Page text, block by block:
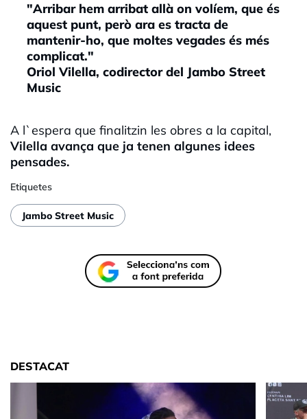
"Arribar hem arribat allà on volíem, que és
aquest punt, però ara es tracta de
mantenir-ho, que moltes vegades és més
complicat."
Oriol Vilella, codirector del Jambo Street
Music
A l`espera que finalitzin les obres a la capital,
Vilella avança que ja tenen algunes idees
pensades.
Etiquetes
Jambo Street Music
DESTACAT